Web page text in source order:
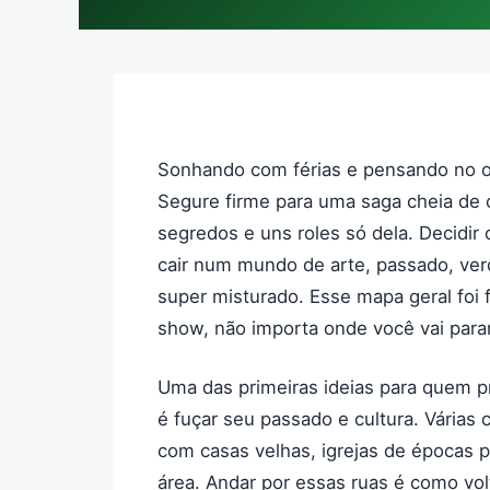
Sonhando com férias e pensando no
Segure firme para uma saga cheia
segredos e uns roles só dela. Decidir
cair num mundo de arte, passado,
super misturado. Esse mapa geral
show, não importa onde você vai
Uma das primeiras ideias para quem
é fuçar seu passado e cultura. Várias
com casas velhas, igrejas de épocas
área. Andar por essas ruas é como